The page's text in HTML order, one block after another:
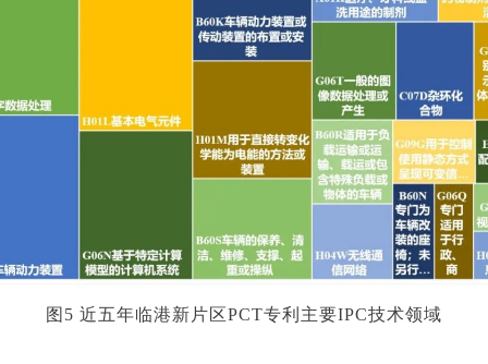
图5 近五年临港新片区PCT专利主要IPC技术领域